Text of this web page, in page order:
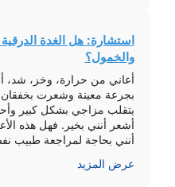
استشارة: هل الغدة
والخمول؟
أعاني من حرارة، وخز، شد،
بجرعة معينة وشعرت
يتقلب مزاجي بشكل كبير
أشعر أنني بخير. فهل هذه
أنني بحاجة لمراجعة طبيب
عرض المزيد